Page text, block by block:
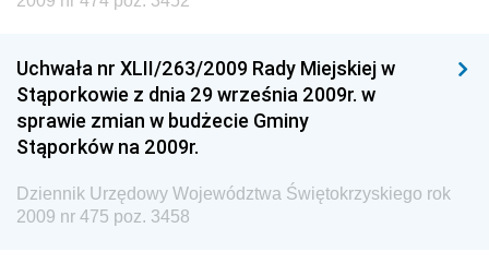
Dziennik Urzędowy Generalnej Dyrekcji Ochrony
Dziennik Urzędowy Ministerstwa Administracji,
Gospodarki Terenowej i Ochrony Środowiska
Dziennik Urzędowy Ministerstwa Administracji i
Gospodarki Przestrzennej
Dziennik Urzędowy Unii Europejskiej, L
Uchwała nr XLII/263/2009 Rady Miejskiej w
Stąporkowie z dnia 29 września 2009r. w
sprawie zmian w budżecie Gminy
Stąporków na 2009r.
Dziennik Urzędowy Województwa Świętokrzyskiego rok
2009 nr 475 poz. 3458